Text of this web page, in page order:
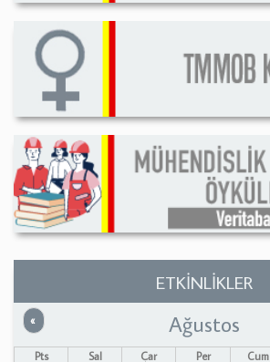
ETKİNLİKLER
« Önceki Ağustos
Pts Sal Çar Per Cum